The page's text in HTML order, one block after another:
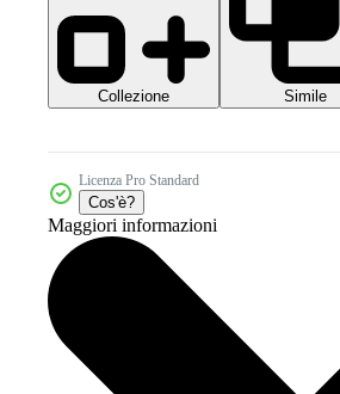
Collezione Simile
Licenza Pro Standard
Cos'è?
Maggiori informazioni